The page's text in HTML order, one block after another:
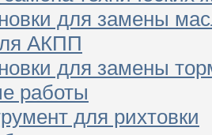
для замены
АКПП
для замены
работы
для рихтовки